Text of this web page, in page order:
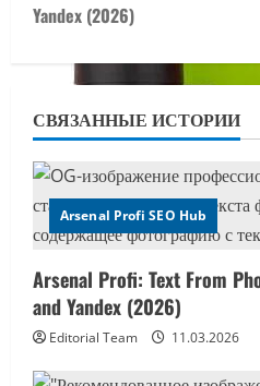
n
v
i
g
a
t
i
Yandex (2026)
СВЯЗАННЫЕ ИСТОРИИ
Arsenal Profi SEO Hub
Arsenal Profi: Text From
and Yandex (2026)
Editorial Team 11.03.2026